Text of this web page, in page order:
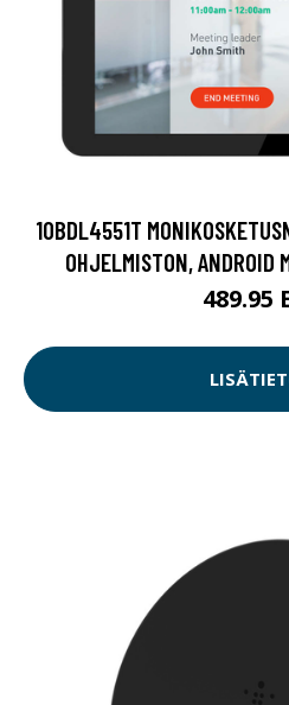
10BDL4551T
OHJELMISTON, ANDROID
489.95